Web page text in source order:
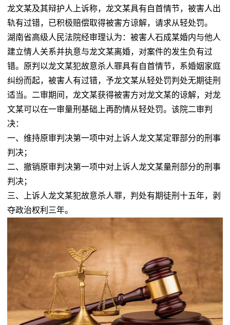
龙文某及其辩护人上诉称，龙文某具有自首情节，被害人出
轨有过错，已积极赔偿取得被害方谅解，请求从轻处罚。
湖南省高级人民法院经审理认为：被害人石成某婚内与他人
建立情人关系并执意与龙文某离婚，对案件的发生负有过
错。原判以龙文某犯故意杀人罪具有自首情节，系婚姻家庭
纠纷而起，被害人有过错，予龙文某从轻处罚判处无期徒刑
适当。二审期间，龙文某获得被害方对龙文某的谅解，对龙
文某可以在一审量刑基础上再酌情从轻处罚。该院二审判
决：
一、维持原审判决第一项中对上诉人龙文某定罪部分的刑事
判决；
二、撤销原审判决第一项中对上诉人龙文某量刑部分的刑事
判决；
三、上诉人龙文某犯故意杀人罪，判处有期徒刑十五年，剥
夺政治权利三年。